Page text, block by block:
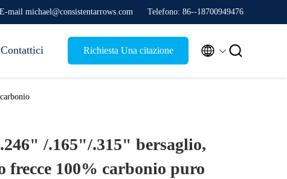
E-mail michael@consistentarrows.com Telefono: 86--18700949476
Contattici Richiesta Una citazione  
/.165"/.315" bersaglio,
frecce 100% carbonio puro